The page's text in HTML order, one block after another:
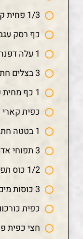
1/3 פחית קרם קוקוס
כף רסק
1 עלה דפנה
3 בצלים חתוכים
1 כף מחית קארי
כפית קארי
1 בטטה חתוכה לקוביות
3 תפוחי אדמה חתוכים לקוביות
1/2 כוס תפוזים
3 כוסות מים
כפית
חצי כפית